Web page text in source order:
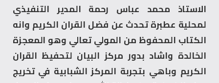
الاستاذ محمد عباس رحمة المدير التنفيذي
لمحلية عطبرة تحدث عن فضل القران الكريم وانه
الكتاب المحفوظ من المولي تعالي وهو المعجزة
الخالدة واشاد بدور مركز البيان لتحفيظ القران
الكريم وباهي بتجربة المركز الشبابية في تخريج